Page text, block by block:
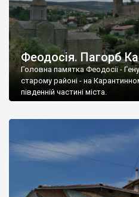
Феодосія. Пагорб
Головна памятка Феодосії -
старому районі - на
південній частині міста.